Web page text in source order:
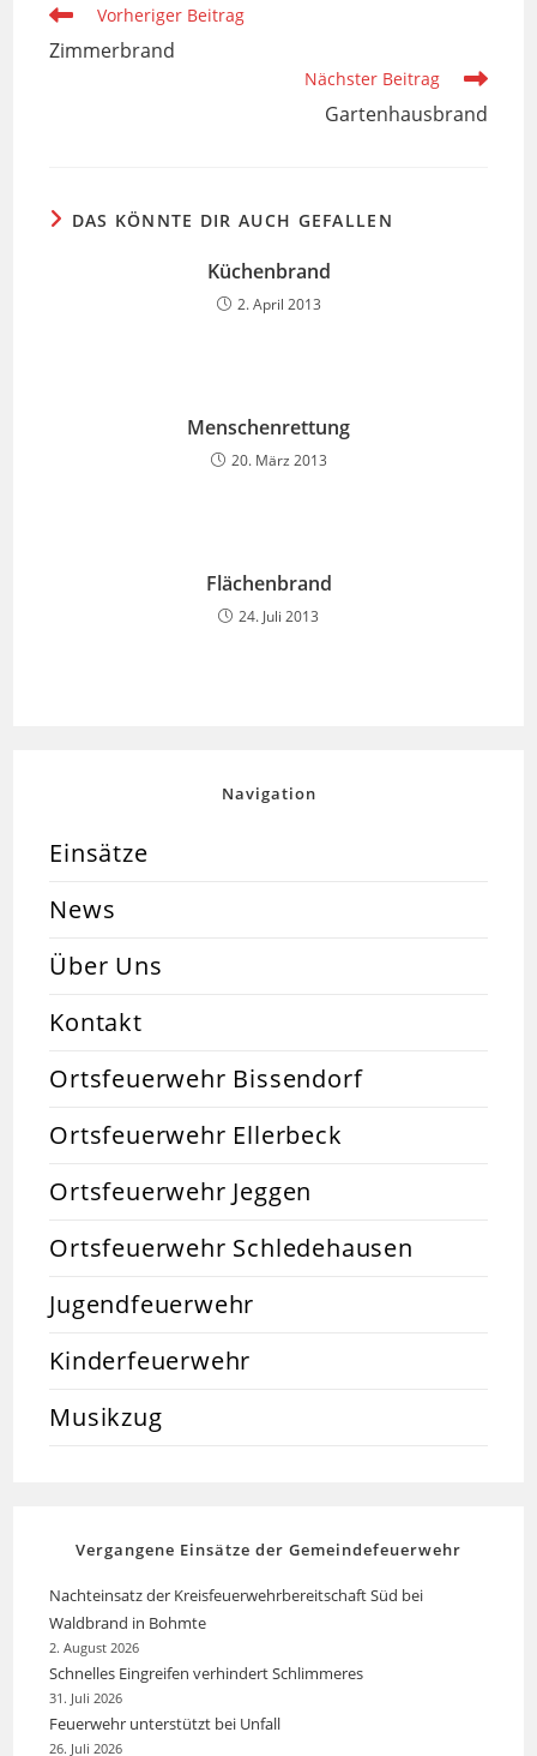
Weitere
ansehen
Vorheriger Beitrag
Zimmerbrand
Nächster Beitrag
Gartenhausbrand
DAS KÖNNTE DIR AUCH GEFALLEN
Küchenbrand
2. April 2013
Menschenrettung
20. März 2013
Flächenbrand
24. Juli 2013
Navigation
Einsätze
News
Über Uns
Kontakt
Ortsfeuerwehr Bissendorf
Ortsfeuerwehr Ellerbeck
Ortsfeuerwehr Jeggen
Ortsfeuerwehr Schledehausen
Jugendfeuerwehr
Kinderfeuerwehr
Musikzug
Vergangene Einsätze der Gemeindefeuerwehr
Nachteinsatz der Kreisfeuerwehrbereitschaft Süd bei
Waldbrand in Bohmte
2. August 2026
Schnelles Eingreifen verhindert Schlimmeres
31. Juli 2026
Feuerwehr unterstützt bei Unfall
26. Juli 2026